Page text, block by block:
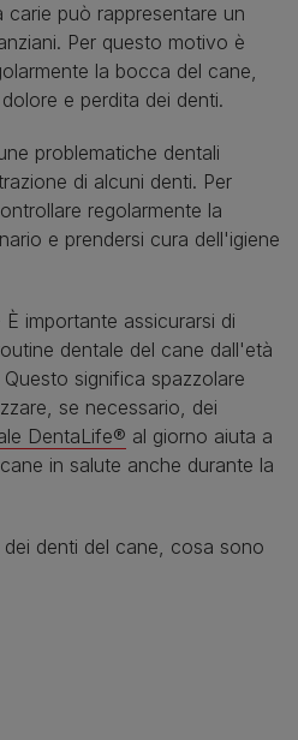
carie può rappresentare un
Per questo motivo è
la bocca del cane,
e perdita dei denti.
problematiche dentali
di alcuni denti. Per
regolarmente la
e prendersi cura dell'igiene
È importante assicurarsi di
dentale del cane dall'età
significa spazzolare
se necessario, dei
DentaLife® al giorno aiuta a
in salute anche durante la
denti del cane, cosa sono